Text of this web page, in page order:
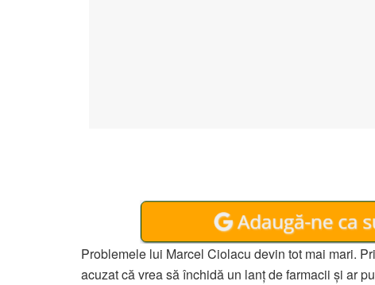
Problemele lui Marcel Ciolacu devin tot mai mari.
acuzat că vrea să închidă un lanț de farmacii și ar